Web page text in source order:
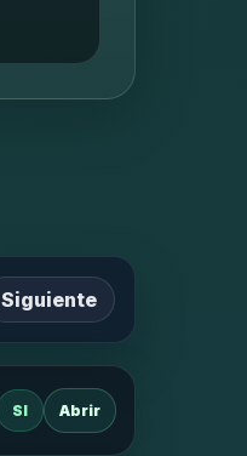
Siguiente
SI Abrir